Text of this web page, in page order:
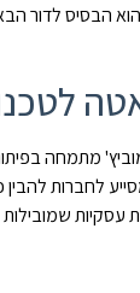
הוא הבסיס לדור
מתמחה
לחברות
עסקיות